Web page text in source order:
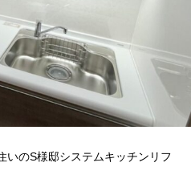
いのS様邸システムキッチンリフ